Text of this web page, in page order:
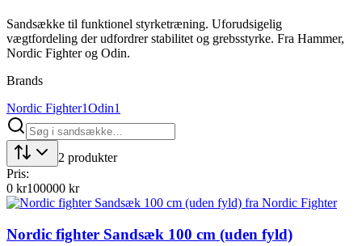
Sandsække til funktionel styrketræning. Uforudsigelig
vægtfordeling der udfordrer stabilitet og grebsstyrke. Fra Hammer,
Nordic Fighter og Odin.
Brands
Nordic Fighter1Odin1
2 produkter
Pris:
0 kr100000 kr
Nordic fighter Sandsæk 100 cm (uden fyld)